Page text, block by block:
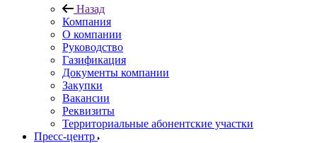
Назад
Компания
О компании
Руководство
Газификация
Документы компании
Закупки
Вакансии
Реквизиты
Территориальные абонентские участки
Пресс-центр